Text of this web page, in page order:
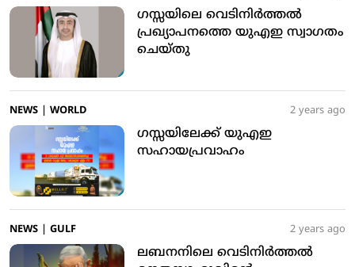
ഗസ്സയിലെ വെടിനിര്‍ത്തല്‍
പ്രഖ്യാപനത്തെ യുഎഇ സ്വാഗതം
ചെയ്തു
NEWS WORLD 2 years ago
ഗസ്സയിലേക്ക് യുഎഇ
സഹായപ്രവാഹം
NEWS GULF 2 years ago
ലബനനിലെ വെടിനിര്‍ത്തല്‍